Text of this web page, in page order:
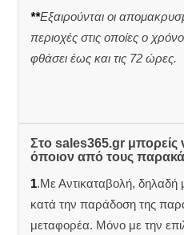
**Εξαιρούνται οι
περιοχές στις οποίες ο
φθάσει έως και τις 72 ώρες.
Στο sales365.gr μπορείς
όποιον από τους
1.Με Αντικαταβολή,
κατά την παράδοση της
μεταφορέα. Μόνο με την